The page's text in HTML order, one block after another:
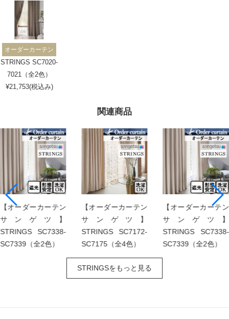
関連商品
【オーダーカーテン
サンゲツ】
STRINGS SC7338-
SC7339（全2色）
【オーダーカーテン
サンゲツ】
STRINGS SC7172-
SC7175（全4色）
【オーダーカーテン
サンゲツ】
STRINGS SC7338-
SC7339（全2色）
STRINGSをもっと見る
オーダーカーテン
STRINGS SC7020-
7021（全2色）
¥21,753(税込み)